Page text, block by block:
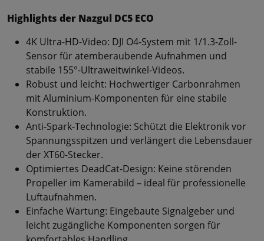
Highlights der Nazgul DC5 ECO
4K Ultra-HD-Video: DJI O4-System mit 1/1.3-Zoll-
Sensor für atemberaubende Aufnahmen und
stabile 155°-Ultraweitwinkel-Videos.
Robust und leicht: Hochwertiger Carbonrahmen
mit Aluminium-Komponenten für eine stabile
Konstruktion.
Anti-Spark-Technologie: Schützt die Elektronik vor
Spannungsspitzen und verlängert die Lebensdauer
der XT60-Stecker.
Optimiertes DeadCat-Design: Keine störenden
Propeller im Kamerabild – ideal für professionelle
Luftaufnahmen.
Einfache Wartung: Eingebaute Signalgeber und
leicht zugängliche Komponenten sorgen für